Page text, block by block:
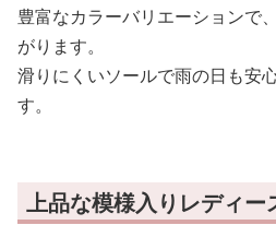
豊富なカラーバリエーションで
がります。
滑りにくいソールで雨の日も安
す。
上品な模様入りレディー